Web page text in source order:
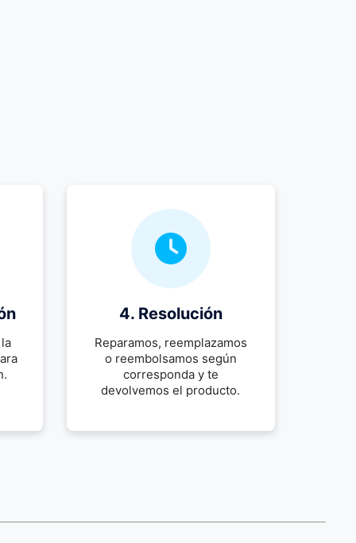
4. Resolución
Reparamos, reemplazamos
o reembolsamos según
corresponda y te
devolvemos el producto.